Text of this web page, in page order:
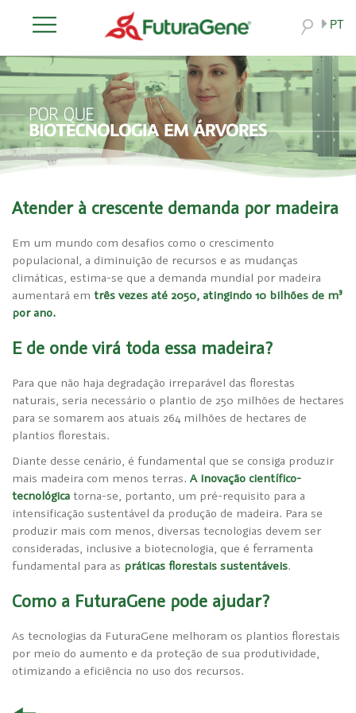
PT
Atender à crescente demanda por madeira
Em um mundo com desafios como o crescimento
populacional, a diminuição de recursos e as mudanças
climáticas, estima-se que a demanda mundial por madeira
aumentará em três vezes até 2050, atingindo 10 bilhões de m³
por ano.
E de onde virá toda essa madeira?
Para que não haja degradação irreparável das florestas
naturais, seria necessário o plantio de 250 milhões de hectares
para se somarem aos atuais 264 milhões de hectares de
plantios florestais.
Diante desse cenário, é fundamental que se consiga produzir
mais madeira com menos terras. A inovação científico-
tecnológica torna-se, portanto, um pré-requisito para a
intensificação sustentável da produção de madeira. Para se
produzir mais com menos, diversas tecnologias devem ser
consideradas, inclusive a biotecnologia, que é ferramenta
fundamental para as práticas florestais sustentáveis.
Como a FuturaGene pode ajudar?
As tecnologias da FuturaGene melhoram os plantios florestais
por meio do aumento e da proteção de sua produtividade,
otimizando a eficiência no uso dos recursos.